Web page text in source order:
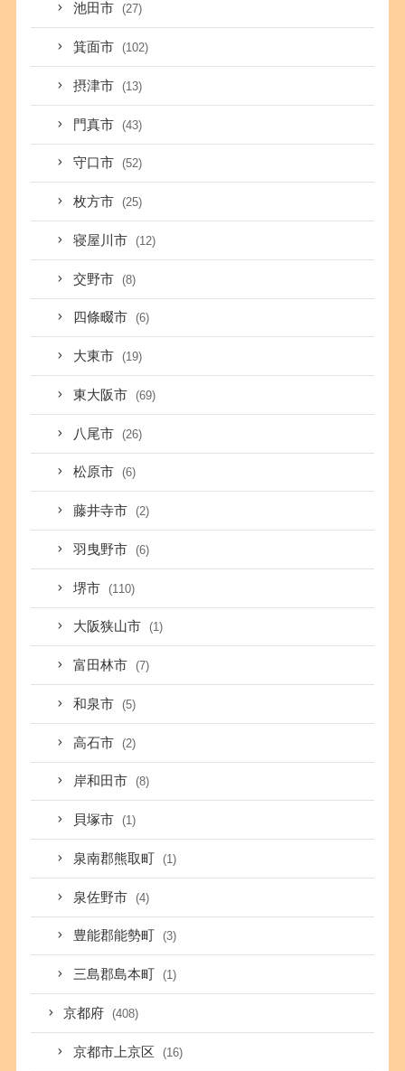
池田市 (27)
箕面市 (102)
摂津市 (13)
門真市 (43)
守口市 (52)
枚方市 (25)
寝屋川市 (12)
交野市 (8)
四條畷市 (6)
大東市 (19)
東大阪市 (69)
八尾市 (26)
松原市 (6)
藤井寺市 (2)
羽曳野市 (6)
堺市 (110)
大阪狭山市 (1)
富田林市 (7)
和泉市 (5)
高石市 (2)
岸和田市 (8)
貝塚市 (1)
泉南郡熊取町 (1)
泉佐野市 (4)
豊能郡能勢町 (3)
三島郡島本町 (1)
京都府 (408)
京都市上京区 (16)